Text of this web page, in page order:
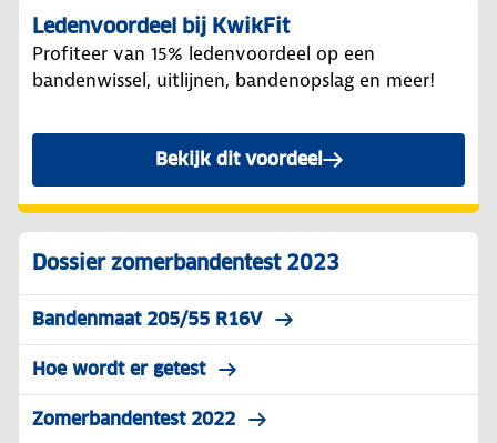
Ledenvoordeel bij KwikFit
Profiteer van 15% ledenvoordeel op een
bandenwissel, uitlijnen, bandenopslag en meer!
Bekijk dit voordeel
Dossier zomerbandentest 2023
Bandenmaat 205/55 R16V
Hoe wordt er getest
Zomerbandentest 2022